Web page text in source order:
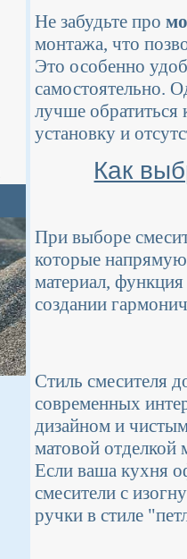
Не забудьте про
монтажа, что
Это особенно
самостоятельно.
лучше обратиться
установку и
Как
При выборе
которые
материал,
создании
Стиль смесителя
современных
дизайном и
матовой отделкой
Если ваша кухня
смесители с
ручки в стиле